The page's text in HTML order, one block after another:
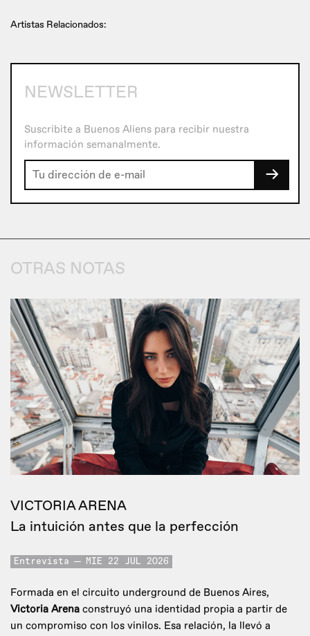
Artistas Relacionados:
NEWSLETTER
Suscribite a Buenos Aliens para recibir nuestra
información semanalmente.
→
OTRAS NOTAS
VICTORIA ARENA
La intuición antes que la perfección
Entrevista MIE 22 JUL 2026
Formada en el circuito underground de Buenos Aires,
Victoria Arena construyó una identidad propia a partir de
un compromiso con los vinilos. Esa relación, la llevó a